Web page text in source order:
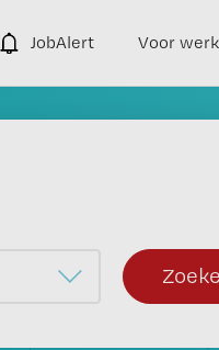
JobAlert Voor